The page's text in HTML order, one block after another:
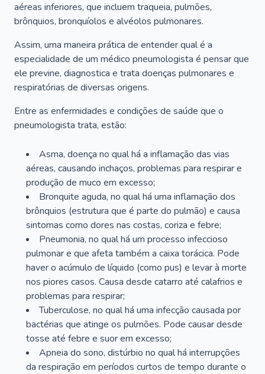
aéreas inferiores, que incluem traqueia, pulmões,
brônquios, bronquíolos e alvéolos pulmonares.
Assim, uma maneira prática de entender qual é a
especialidade de um médico pneumologista é pensar que
ele previne, diagnostica e trata doenças pulmonares e
respiratórias de diversas origens.
Entre as enfermidades e condições de saúde que o
pneumologista trata, estão:
Asma, doença no qual há a inflamação das vias
aéreas, causando inchaços, problemas para respirar e
produção de muco em excesso;
Bronquite aguda, no qual há uma inflamação dos
brônquios (estrutura que é parte do pulmão) e causa
sintomas como dores nas costas, coriza e febre;
Pneumonia, no qual há um processo infeccioso
pulmonar e que afeta também a caixa torácica. Pode
haver o acúmulo de líquido (como pus) e levar à morte
nos piores casos. Causa desde catarro até calafrios e
problemas para respirar;
Tuberculose, no qual há uma infecção causada por
bactérias que atinge os pulmões. Pode causar desde
tosse até febre e suor em excesso;
Apneia do sono, distúrbio no qual há interrupções
da respiração em períodos curtos de tempo durante o